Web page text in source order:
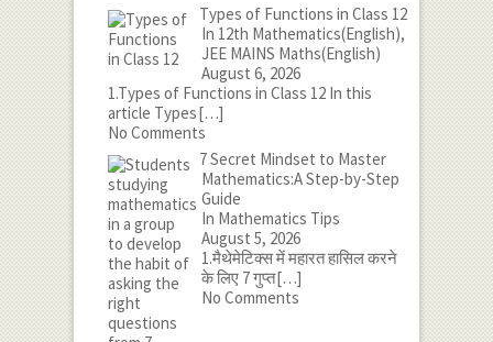
Types of Functions in Class 12
In 12th Mathematics(English),
JEE MAINS Maths(English)
August 6, 2026
1.Types of Functions in Class 12 In this
article Types[…]
No Comments
7 Secret Mindset to Master
Mathematics:A Step-by-Step
Guide
In Mathematics Tips
August 5, 2026
1.मैथेमेटिक्स में महारत हासिल करने
के लिए 7 गुप्त[…]
No Comments